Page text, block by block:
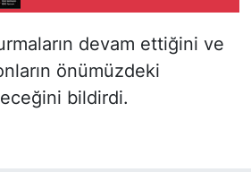
n in Berlin
devam ettiğini ve
önümüzdeki
bildirdi.